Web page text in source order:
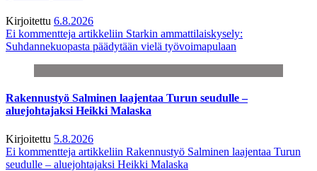
Kirjoitettu 6.8.2026
Ei kommentteja artikkeliin Starkin ammattilaiskysely:
Suhdannekuopasta päädytään vielä työvoimapulaan
Rakennustyö Salminen laajentaa Turun seudulle –
aluejohtajaksi Heikki Malaska
Kirjoitettu 5.8.2026
Ei kommentteja artikkeliin Rakennustyö Salminen laajentaa Turun
seudulle – aluejohtajaksi Heikki Malaska